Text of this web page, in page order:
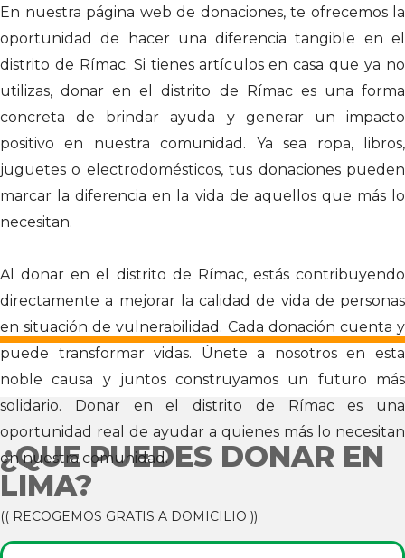
En nuestra página web de donaciones, te ofrecemos la
oportunidad de hacer una diferencia tangible en el
distrito de Rímac. Si tienes artículos en casa que ya no
utilizas, donar en el distrito de Rímac es una forma
concreta de brindar ayuda y generar un impacto
positivo en nuestra comunidad. Ya sea ropa, libros,
juguetes o electrodomésticos, tus donaciones pueden
marcar la diferencia en la vida de aquellos que más lo
necesitan.
Al donar en el distrito de Rímac, estás contribuyendo
directamente a mejorar la calidad de vida de personas
en situación de vulnerabilidad. Cada donación cuenta y
puede transformar vidas. Únete a nosotros en esta
noble causa y juntos construyamos un futuro más
solidario. Donar en el distrito de Rímac es una
oportunidad real de ayudar a quienes más lo necesitan
en nuestra comunidad.
¿QUE PUEDES DONAR EN
LIMA?
(( RECOGEMOS GRATIS A DOMICILIO ))